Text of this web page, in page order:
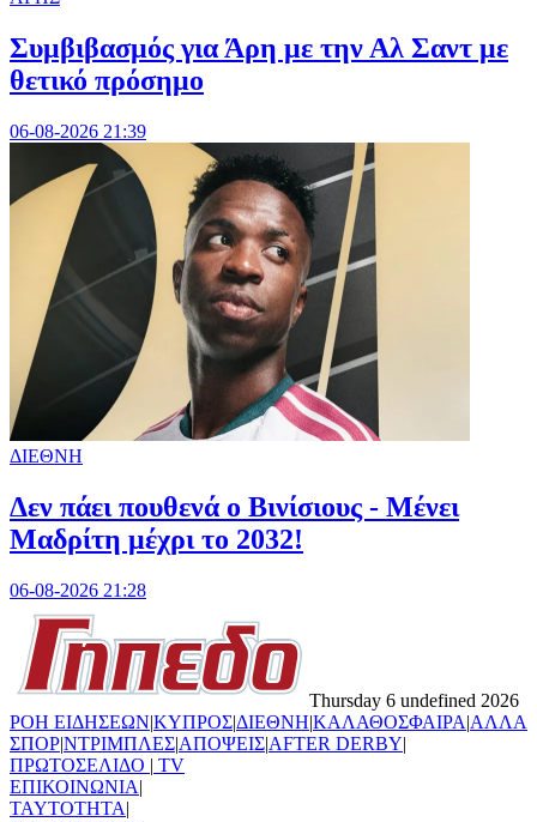
Συμβιβασμός για Άρη με την Αλ Σαντ με
θετικό πρόσημο
06-08-2026 21:39
ΔΙΕΘΝΗ
Δεν πάει πουθενά ο Βινίσιους - Μένει
Μαδρίτη μέχρι το 2032!
06-08-2026 21:28
Thursday 6 undefined 2026
ΡΟΗ ΕΙΔΗΣΕΩΝ|ΚΥΠΡΟΣ|ΔΙΕΘΝΗ|ΚΑΛΑΘΟΣΦΑΙΡΑ|ΑΛΛΑ
ΣΠΟΡ|ΝΤΡΙΜΠΛΕΣ|ΑΠΟΨΕΙΣ|AFTER DERBY|
ΠΡΩΤΟΣΕΛΙΔΟ | TV
ΕΠΙΚΟΙΝΩΝΙΑ|
TAYTOTHTA|